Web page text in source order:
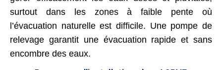
surtout dans les zones à faible pente où
l’évacuation naturelle est difficile. Une pompe de
relevage garantit une évacuation rapide et sans
encombre des eaux.